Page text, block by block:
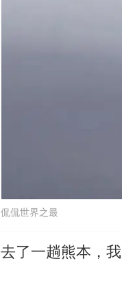
侃侃世界之最
去了一趟熊本，